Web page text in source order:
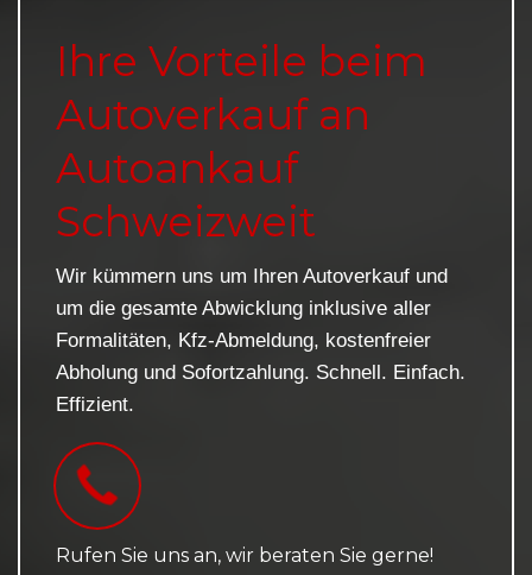
Ihre Vorteile beim
Autoverkauf an
Autoankauf
Schweizweit
Wir kümmern uns um Ihren Autoverkauf und
um die gesamte Abwicklung inklusive aller
Formalitäten, Kfz-Abmeldung, kostenfreier
Abholung und Sofortzahlung. Schnell. Einfach.
Effizient.
Rufen Sie uns an, wir beraten Sie gerne!